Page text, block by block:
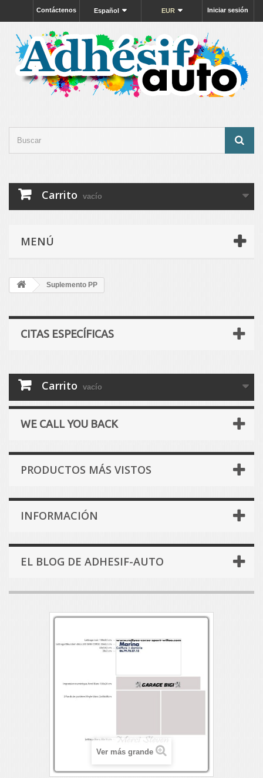
Iniciar sesión
EUR
Español
Contáctenos
Carrito vacío
MENÚ
Suplemento PP
CITAS ESPECÍFICAS
Carrito vacío
WE CALL YOU BACK
PRODUCTOS MÁS VISTOS
INFORMACIÓN
EL BLOG DE ADHESIF-AUTO
Ver más grande